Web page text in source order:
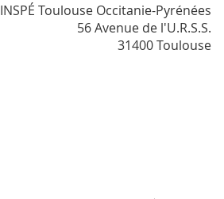
INSPÉ Toulouse Occitanie-Pyrénées
56 Avenue de l'U.R.S.S.
31400 Toulouse